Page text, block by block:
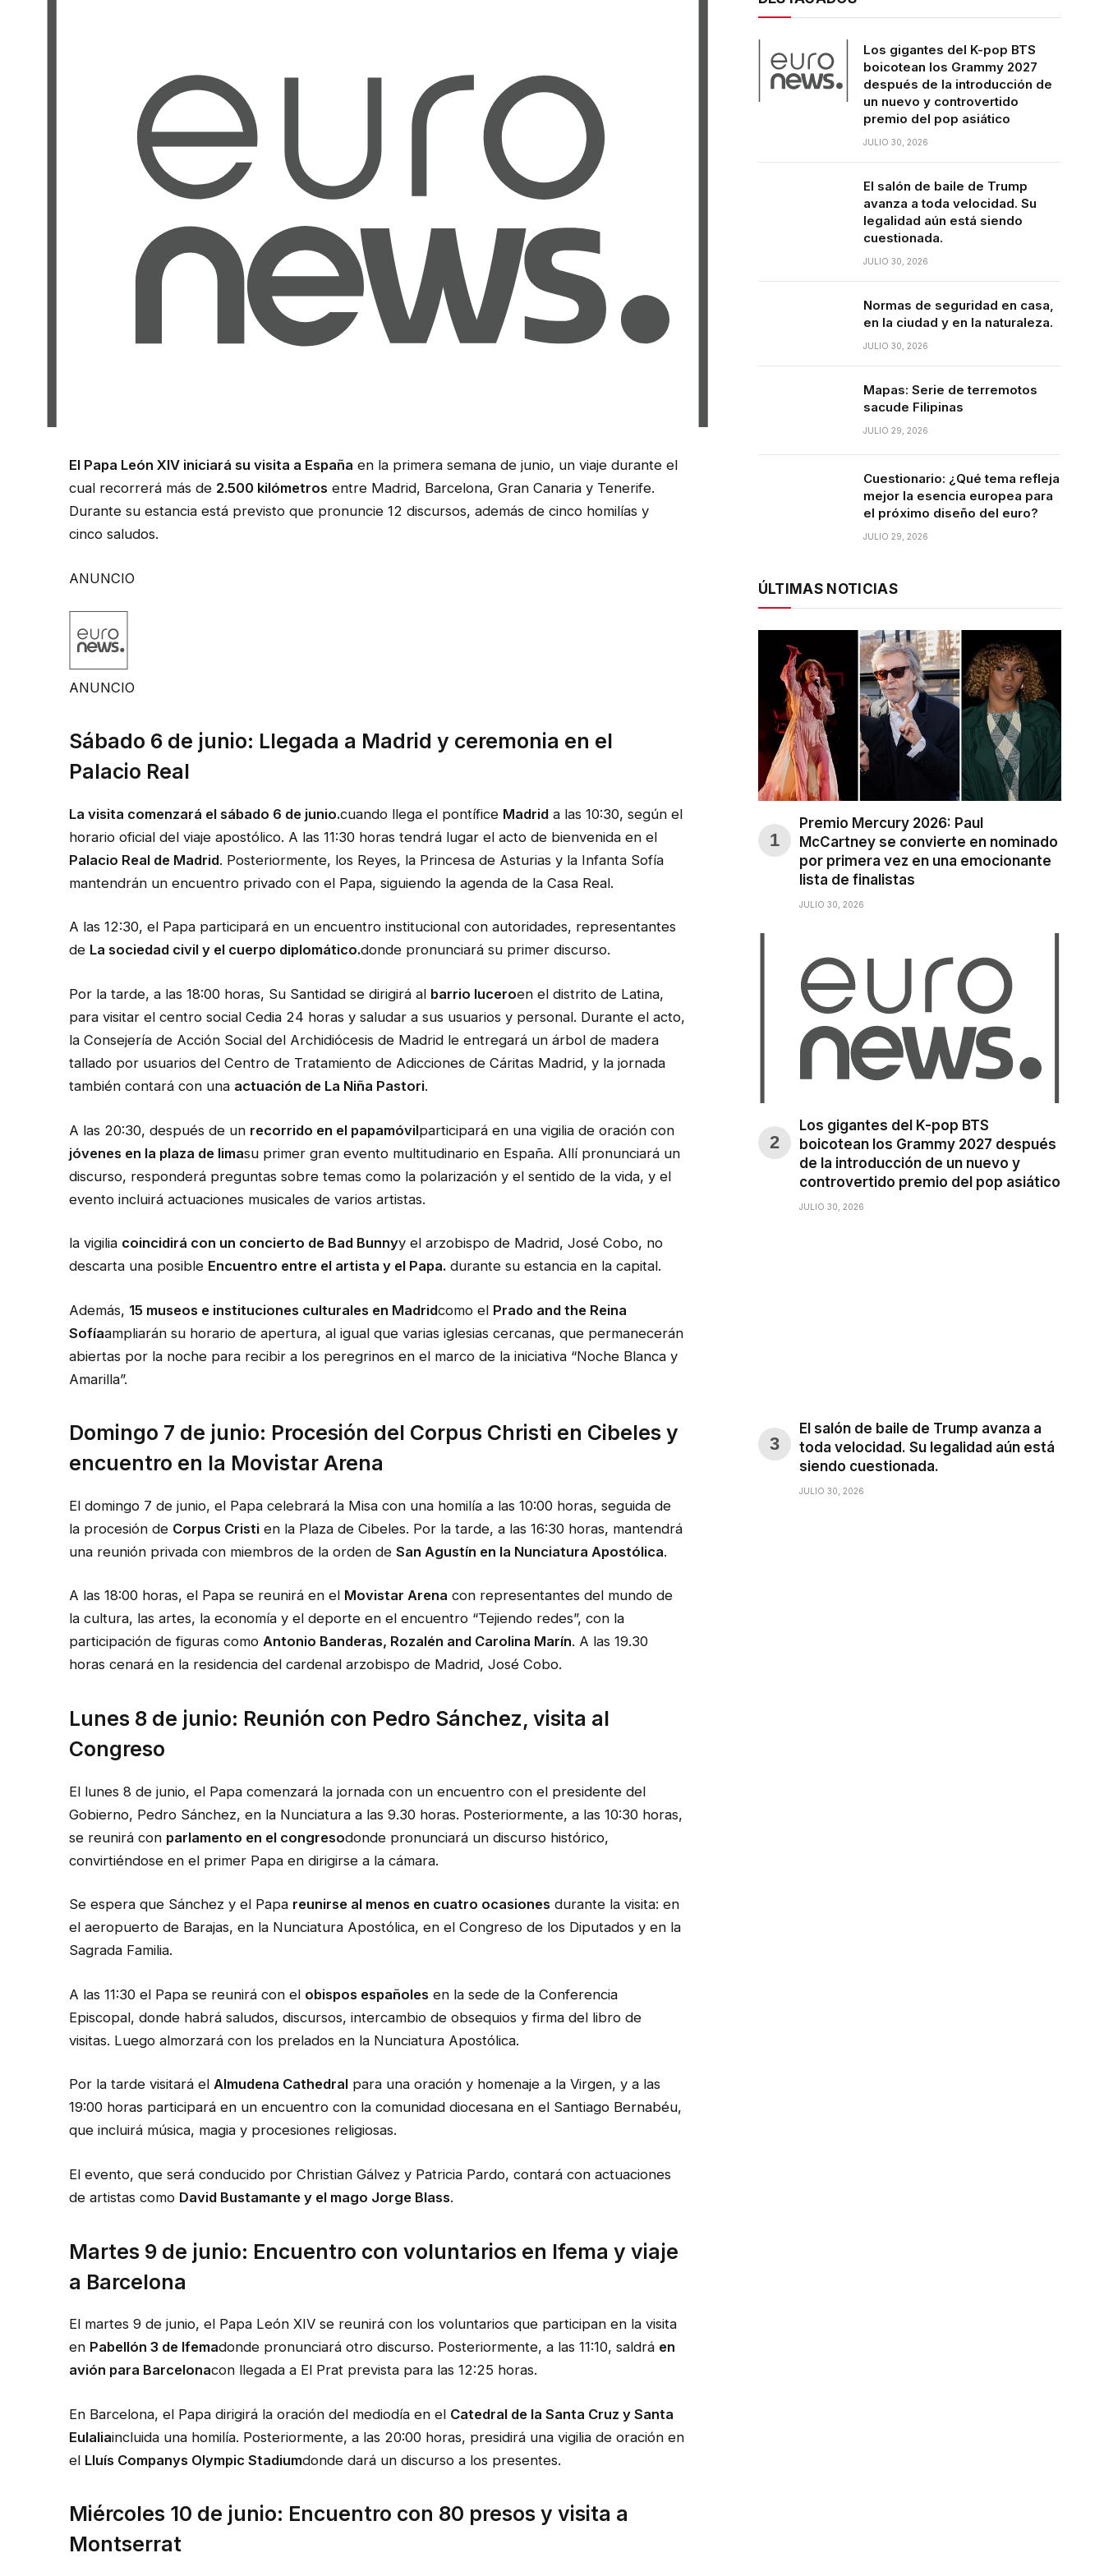
El Papa León XIV iniciará su visita a España en la primera semana de junio, un viaje durante el
cual recorrerá más de 2.500 kilómetros entre Madrid, Barcelona, ​​Gran Canaria y Tenerife.
Durante su estancia está previsto que pronuncie 12 discursos, además de cinco homilías y
cinco saludos.
ANUNCIO
ANUNCIO
Sábado 6 de junio: Llegada a Madrid y ceremonia en el
Palacio Real
La visita comenzará el sábado 6 de junio.cuando llega el pontífice Madrid a las 10:30, según el
horario oficial del viaje apostólico. A las 11:30 horas tendrá lugar el acto de bienvenida en el
Palacio Real de Madrid. Posteriormente, los Reyes, la Princesa de Asturias y la Infanta Sofía
mantendrán un encuentro privado con el Papa, siguiendo la agenda de la Casa Real.
A las 12:30, el Papa participará en un encuentro institucional con autoridades, representantes
de La sociedad civil y el cuerpo diplomático.donde pronunciará su primer discurso.
Por la tarde, a las 18:00 horas, Su Santidad se dirigirá al barrio luceroen el distrito de Latina,
para visitar el centro social Cedia 24 horas y saludar a sus usuarios y personal. Durante el acto,
la Consejería de Acción Social del Archidiócesis de Madrid le entregará un árbol de madera
tallado por usuarios del Centro de Tratamiento de Adicciones de Cáritas Madrid, y la jornada
también contará con una actuación de La Niña Pastori.
A las 20:30, después de un recorrido en el papamóvilparticipará en una vigilia de oración con
jóvenes en la plaza de limasu primer gran evento multitudinario en España. Allí pronunciará un
discurso, responderá preguntas sobre temas como la polarización y el sentido de la vida, y el
evento incluirá actuaciones musicales de varios artistas.
la vigilia coincidirá con un concierto de Bad Bunnyy el arzobispo de Madrid, José Cobo, no
descarta una posible Encuentro entre el artista y el Papa. durante su estancia en la capital.
Además, 15 museos e instituciones culturales en Madridcomo el Prado and the Reina
Sofíaampliarán su horario de apertura, al igual que varias iglesias cercanas, que permanecerán
abiertas por la noche para recibir a los peregrinos en el marco de la iniciativa “Noche Blanca y
Amarilla”.
Domingo 7 de junio: Procesión del Corpus Christi en Cibeles y
encuentro en la Movistar Arena
El domingo 7 de junio, el Papa celebrará la Misa con una homilía a las 10:00 horas, seguida de
la procesión de Corpus Cristi en la Plaza de Cibeles. Por la tarde, a las 16:30 horas, mantendrá
una reunión privada con miembros de la orden deSan Agustín en la Nunciatura Apostólica.
A las 18:00 horas, el Papa se reunirá en el Movistar Arena con representantes del mundo de
la cultura, las artes, la economía y el deporte en el encuentro “Tejiendo redes”, con la
participación de figuras comoAntonio Banderas, Rozalén and Carolina Marín. A las 19.30
horas cenará en la residencia del cardenal arzobispo de Madrid, José Cobo.
Lunes 8 de junio: Reunión con Pedro Sánchez, visita al
Congreso
El lunes 8 de junio, el Papa comenzará la jornada con un encuentro con el presidente del
Gobierno, Pedro Sánchez, en la Nunciatura a las 9.30 horas. Posteriormente, a las 10:30 horas,
se reunirá con parlamento en el congresodonde pronunciará un discurso histórico,
convirtiéndose en el primer Papa en dirigirse a la cámara.
Se espera que Sánchez y el Papa reunirse al menos en cuatro ocasiones durante la visita: en
el aeropuerto de Barajas, en la Nunciatura Apostólica, en el Congreso de los Diputados y en la
Sagrada Familia.
A las 11:30 el Papa se reunirá con el obispos españoles en la sede de la Conferencia
Episcopal, donde habrá saludos, discursos, intercambio de obsequios y firma del libro de
visitas. Luego almorzará con los prelados en la Nunciatura Apostólica.
Por la tarde visitará elAlmudena Cathedral para una oración y homenaje a la Virgen, y a las
19:00 horas participará en un encuentro con la comunidad diocesana en el Santiago Bernabéu,
que incluirá música, magia y procesiones religiosas.
El evento, que será conducido por Christian Gálvez y Patricia Pardo, contará con actuaciones
de artistas como David Bustamante y el mago Jorge Blass.
Martes 9 de junio: Encuentro con voluntarios en Ifema y viaje
a Barcelona
El martes 9 de junio, el Papa León XIV se reunirá con los voluntarios que participan en la visita
en Pabellón 3 de Ifemadonde pronunciará otro discurso. Posteriormente, a las 11:10, saldrá en
avión para Barcelonacon llegada a El Prat prevista para las 12:25 horas.
En Barcelona, ​​el Papa dirigirá la oración del mediodía en el Catedral de la Santa Cruz y Santa
Eulaliaincluida una homilía. Posteriormente, a las 20:00 horas, presidirá una vigilia de oración en
el Lluís Companys Olympic Stadiumdonde dará un discurso a los presentes.
Miércoles 10 de junio: Encuentro con 80 presos y visita a
Montserrat
Los gigantes del K-pop BTS
boicotean los Grammy 2027
después de la introducción de
un nuevo y controvertido
premio del pop asiático
JULIO 30, 2026
El salón de baile de Trump
avanza a toda velocidad. Su
legalidad aún está siendo
cuestionada.
JULIO 30, 2026
Normas de seguridad en casa,
en la ciudad y en la naturaleza.
JULIO 30, 2026
Mapas: Serie de terremotos
sacude Filipinas
JULIO 29, 2026
Cuestionario: ¿Qué tema refleja
mejor la esencia europea para
el próximo diseño del euro?
JULIO 29, 2026
ÚLTIMAS NOTICIAS
Premio Mercury 2026: Paul
McCartney se convierte en nominado
por primera vez en una emocionante
lista de finalistas
JULIO 30, 2026
Los gigantes del K-pop BTS
boicotean los Grammy 2027 después
de la introducción de un nuevo y
controvertido premio del pop asiático
JULIO 30, 2026
El salón de baile de Trump avanza a
toda velocidad. Su legalidad aún está
siendo cuestionada.
JULIO 30, 2026